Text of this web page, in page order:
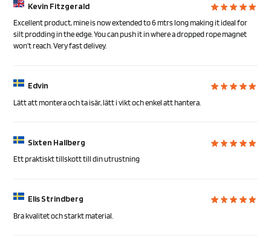
Kevin Fitzgerald
Excellent product, mine is now extended to 6 mtrs long making it ideal for
silt prodding in the edge. You can push it in where a dropped rope magnet
won’t reach. Very fast delivey.
Edvin
Lätt att montera och ta isär, lätt i vikt och enkel att hantera.
Sixten Hallberg
Ett praktiskt tillskott till din utrustning
Elis Strindberg
Bra kvalitet och starkt material.